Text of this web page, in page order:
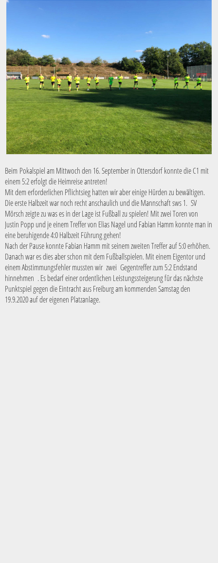
Beim Pokalspiel am Mittwoch den 16. September in Ottersdorf konnte die C1 mit
einem 5:2 erfolgt die Heimreise antreten!
Mit dem erforderlichen Pflichtsieg hatten wir aber einige Hürden zu bewältigen.
Die erste Halbzeit war noch recht anschaulich und die Mannschaft sws 1. SV
Mörsch zeigte zu was es in der Lage ist Fußball zu spielen! Mit zwei Toren von
Justin Popp und je einem Treffer von Elias Nagel und Fabian Hamm konnte man in
eine beruhigende 4:0 Halbzeit Führung gehen!
Nach der Pause konnte Fabian Hamm mit seinem zweiten Treffer auf 5:0 erhöhen.
Danach war es dies aber schon mit dem Fußballspielen. Mit einem Eigentor und
einem Abstimmungsfehler mussten wir zwei Gegentreffer zum 5:2 Endstand
hinnehmen . Es bedarf einer ordentlichen Leistungssteigerung für das nächste
Punktspiel gegen die Eintracht aus Freiburg am kommenden Samstag den
19.9.2020 auf der eigenen Platzanlage.